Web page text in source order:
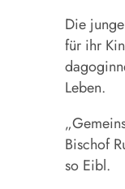
Die
für ihr
Leben.
Bischof
so Eibl.